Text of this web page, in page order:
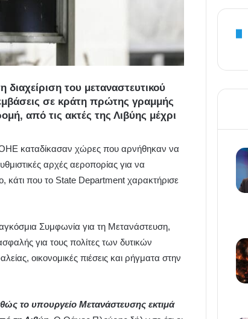
του μεταναστευτικού
σε κράτη πρώτης γραμμής
από τις ακτές της Λιβύης μέχρι
ΟΗΕ καταδίκασαν χώρες που αρνήθηκαν να
αρχές αεροπορίας για να
κάτι που το State Department χαρακτήρισε
Συμφωνία για τη Μετανάστευση,
για τους πολίτες των δυτικών
οικονομικές πιέσεις και ρήγματα στην
το υπουργείο Μετανάστευσης εκτιμά